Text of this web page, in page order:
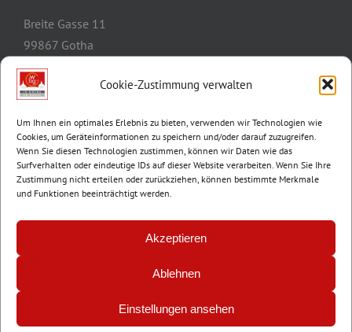
Cookie-Zustimmung verwalten
Um Ihnen ein optimales Erlebnis zu bieten, verwenden wir Technologien wie
Cookies, um Geräteinformationen zu speichern und/oder darauf zuzugreifen.
Wenn Sie diesen Technologien zustimmen, können wir Daten wie das
Surfverhalten oder eindeutige IDs auf dieser Website verarbeiten. Wenn Sie Ihre
Zustimmung nicht erteilen oder zurückziehen, können bestimmte Merkmale
und Funktionen beeinträchtigt werden.
Akzeptieren
Ablehnen
Einstellungen ansehen
Breite Gasse 11
99867 Gotha
Telefon:
E-Mail:
info@wbg-gotha.de
Impressum|Datenschutz